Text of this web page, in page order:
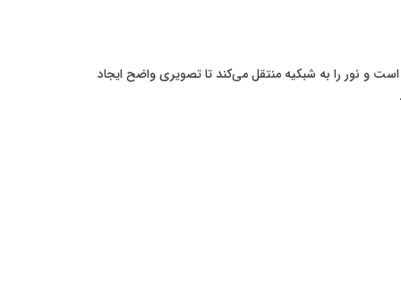
نور را به شبکیه منتقل می‌کند تا تصویری واضح ایجاد